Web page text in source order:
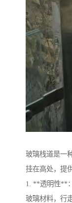
玻璃栈道是一
挂在高处，提
1. **透明性**
玻璃材料，行